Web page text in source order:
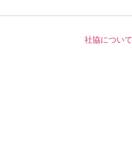
社協について